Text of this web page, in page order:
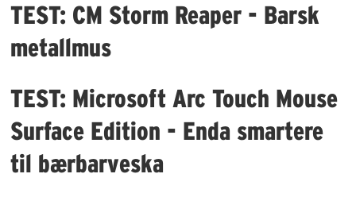
TEST: CM Storm Reaper - Barsk
metallmus
TEST: Microsoft Arc Touch Mouse
Surface Edition - Enda smartere
til bærbarveska